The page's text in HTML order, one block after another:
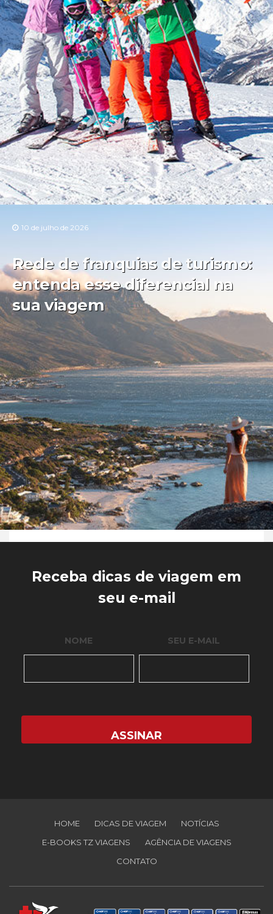
10 de julho de 2026
Rede de franquias de turismo:
entenda esse diferencial na
sua viagem
Receba dicas de viagem em
seu e-mail
NOME SEU E-MAIL
HOME DICAS DE VIAGEM
NOTÍCIAS
E-BOOKS TZ VIAGENS
AGÊNCIA DE VIAGENS
CONTATO